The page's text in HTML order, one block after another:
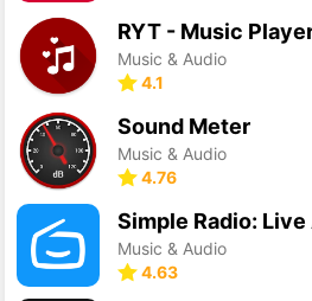
RYT - Music
Music & Audio
4.1
Sound Meter
Music & Audio
4.76
Music & Audio
4.63